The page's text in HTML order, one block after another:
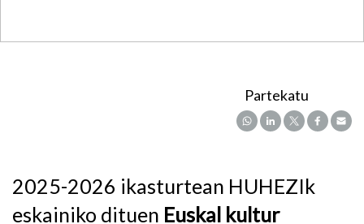
Partekatu
2025-2026 ikasturtean HUHEZIk
eskainiko dituen Euskal kultur